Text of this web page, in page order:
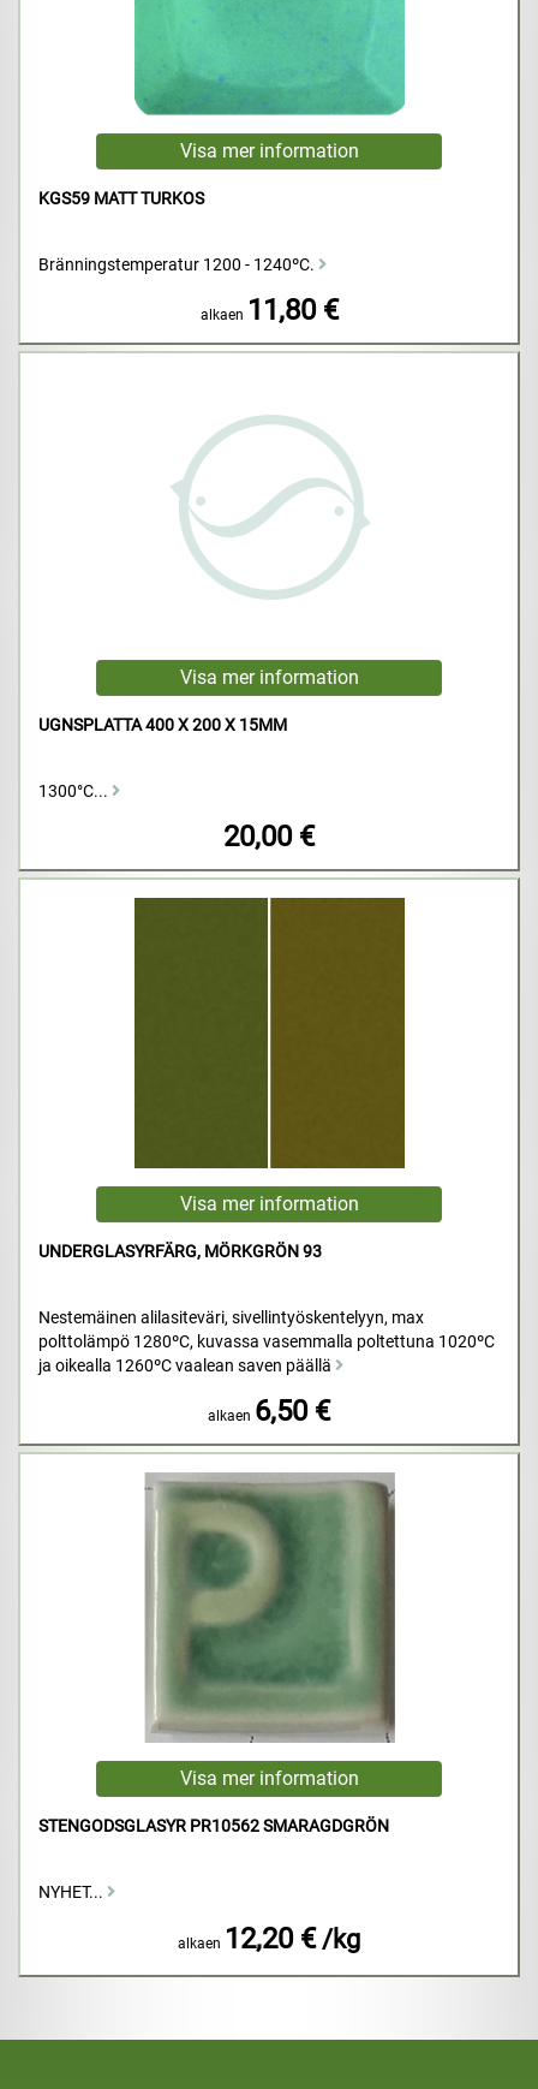
KGS59 MATT TURKOS
Bränningstemperatur 1200 - 1240ºC.
alkaen 11,80 €
UGNSPLATTA 400 X 200 X 15MM
1300°C...
20,00 €
UNDERGLASYRFÄRG, MÖRKGRÖN 93
Nestemäinen alilasiteväri, sivellintyöskentelyyn, max
polttolämpö 1280ºC, kuvassa vasemmalla poltettuna 1020ºC
ja oikealla 1260ºC vaalean saven päällä
alkaen 6,50 €
STENGODSGLASYR PR10562 SMARAGDGRÖN
NYHET...
alkaen 12,20 € /kg